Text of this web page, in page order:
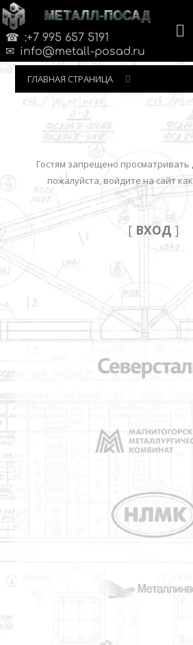
МЕТАЛЛ-ПОСАД
:+7 995 657 5191
info@metall-posad.ru
ГЛАВНАЯ СТРАНИЦА
Гостям запрещено
пожалуйста, войдите на сайт
[ ВХОД ]